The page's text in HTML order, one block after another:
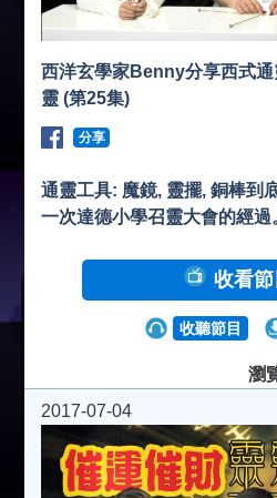
西洋玄學家Benny分享西式
靈 (第25集)
分享
通靈工具: 魔鏡, 靈擺, 銅棒到
一次達德小學召靈大會的經過
收看節
收聽節目
瀏
2017-07-04